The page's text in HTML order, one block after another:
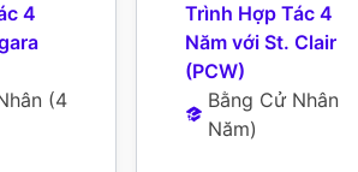
4
(4
Trình Hợp Tác 4
Năm với St. Clair
(PCW)
Bằng Cử Nhân
Năm)